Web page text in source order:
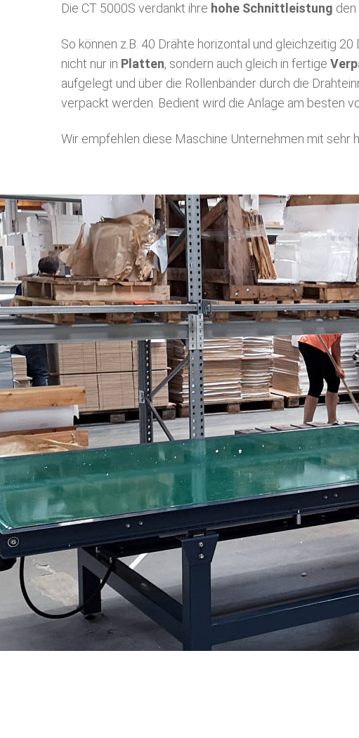
Die CT 5000S verdankt ihre hohe Schnittleistung den
So können z.B. 40 Drähte horizontal und gleichzeitig
nicht nur in Platten, sondern auch gleich in fertige
aufgelegt und über die Rollenbänder durch die
verpackt werden. Bedient wird die Anlage am besten
Wir empfehlen diese Maschine Unternehmen mit sehr